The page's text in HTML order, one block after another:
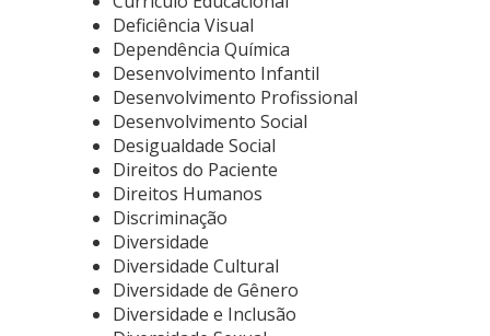
Deficiência Visual
Dependência Química
Desenvolvimento Infantil
Desenvolvimento Profissional
Desenvolvimento Social
Desigualdade Social
Direitos do Paciente
Direitos Humanos
Discriminação
Diversidade
Diversidade Cultural
Diversidade de Gênero
Diversidade e Inclusão